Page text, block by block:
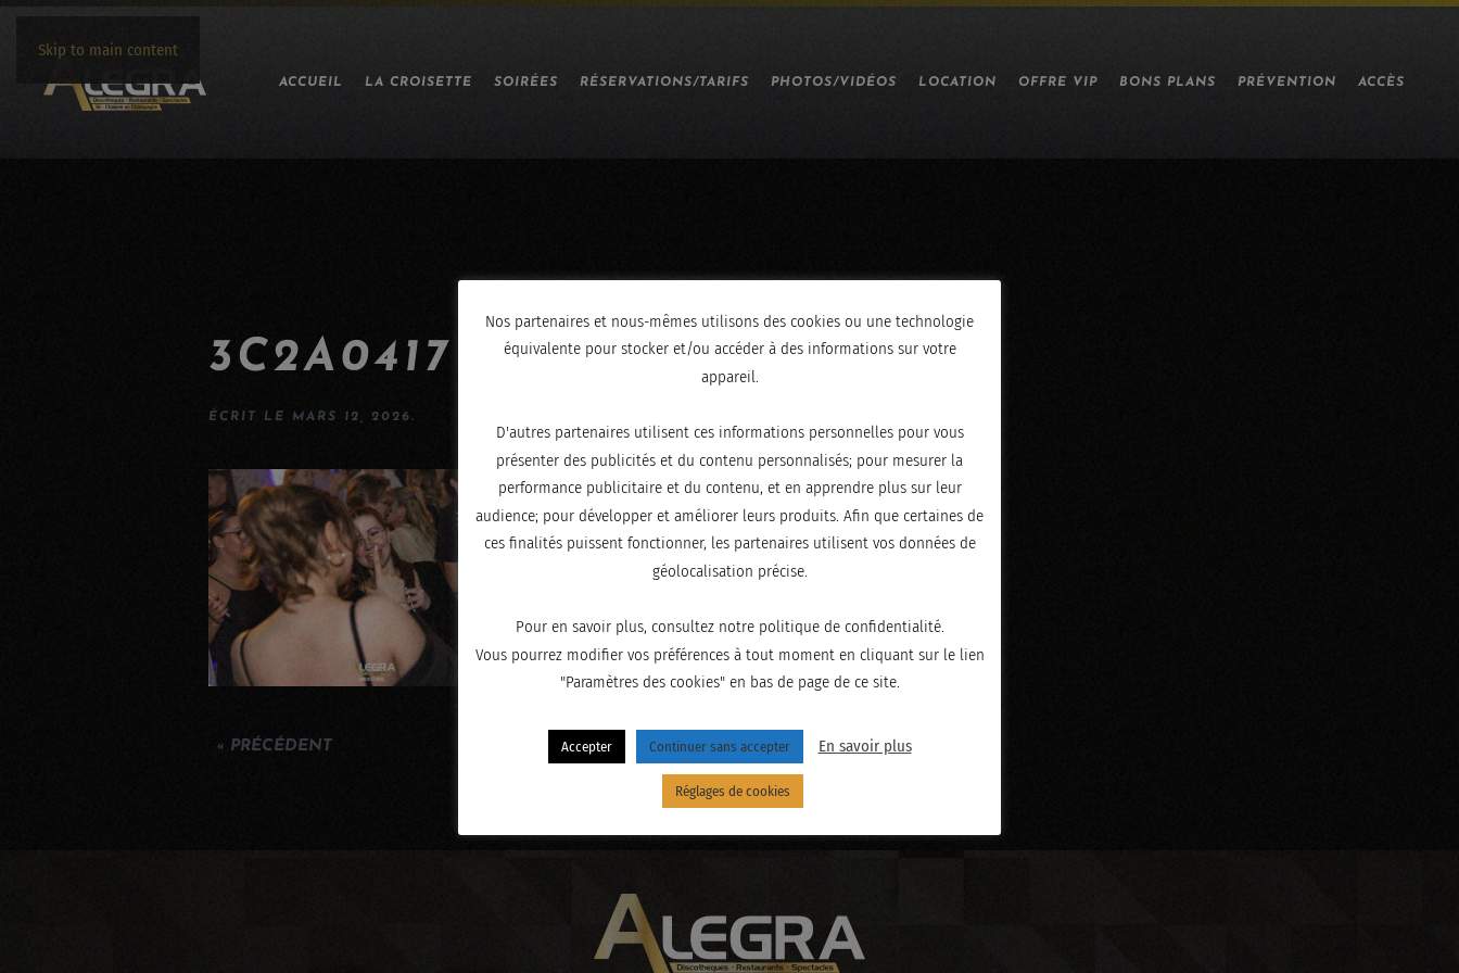
Skip to main content
ACCUEIL LA CROISETTE SOIRÉES RÉSERVATIONS/TARIFS PHOTOS/VIDÉOS LOCATION OFFRE VIP BONS PLANS PRÉVENTION ACCÈS
3C2A0417
ÉCRIT LE MARS 12, 2026.
« PRÉCÉDENT
Nos partenaires et nous-mêmes utilisons des cookies ou une technologie
équivalente pour stocker et/ou accéder à des informations sur votre
appareil.
D'autres partenaires utilisent ces informations personnelles pour vous
présenter des publicités et du contenu personnalisés; pour mesurer la
performance publicitaire et du contenu, et en apprendre plus sur leur
audience; pour développer et améliorer leurs produits. Afin que certaines de
ces finalités puissent fonctionner, les partenaires utilisent vos données de
géolocalisation précise.
Pour en savoir plus, consultez notre politique de confidentialité.
Vous pourrez modifier vos préférences à tout moment en cliquant sur le lien
"Paramètres des cookies" en bas de page de ce site.
Accepter Continuer sans accepter En savoir plus
Réglages de cookies